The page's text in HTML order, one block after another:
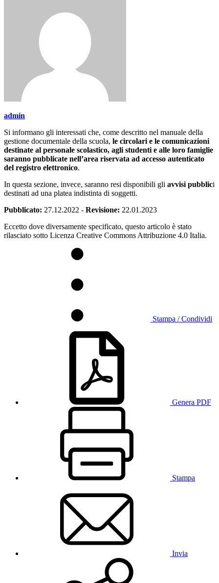
admin
Si informano gli interessati che, come descritto nel manuale della
gestione documentale della scuola, le circolari e le comunicazioni
destinate al personale scolastico, agli studenti e alle loro famiglie
saranno pubblicate nell’area riservata ad accesso autenticato
del registro elettronico.
In questa sezione, invece, saranno resi disponibili gli avvisi pubblici
destinati ad una platea indistinta di soggetti.
Pubblicato: 27.12.2022 - Revisione: 22.01.2023
Eccetto dove diversamente specificato, questo articolo è stato
rilasciato sotto Licenza Creative Commons Attribuzione 4.0 Italia.
Stampa / Condividi
Genera PDF
Stampa
Invia